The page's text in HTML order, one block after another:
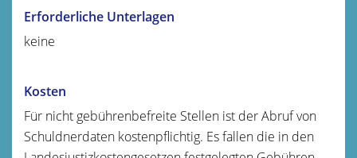
Erforderliche Unterlagen
keine
Kosten
Für nicht gebührenbefreite Stellen ist der Abruf von
Schuldnerdaten kostenpflichtig. Es fallen die in den